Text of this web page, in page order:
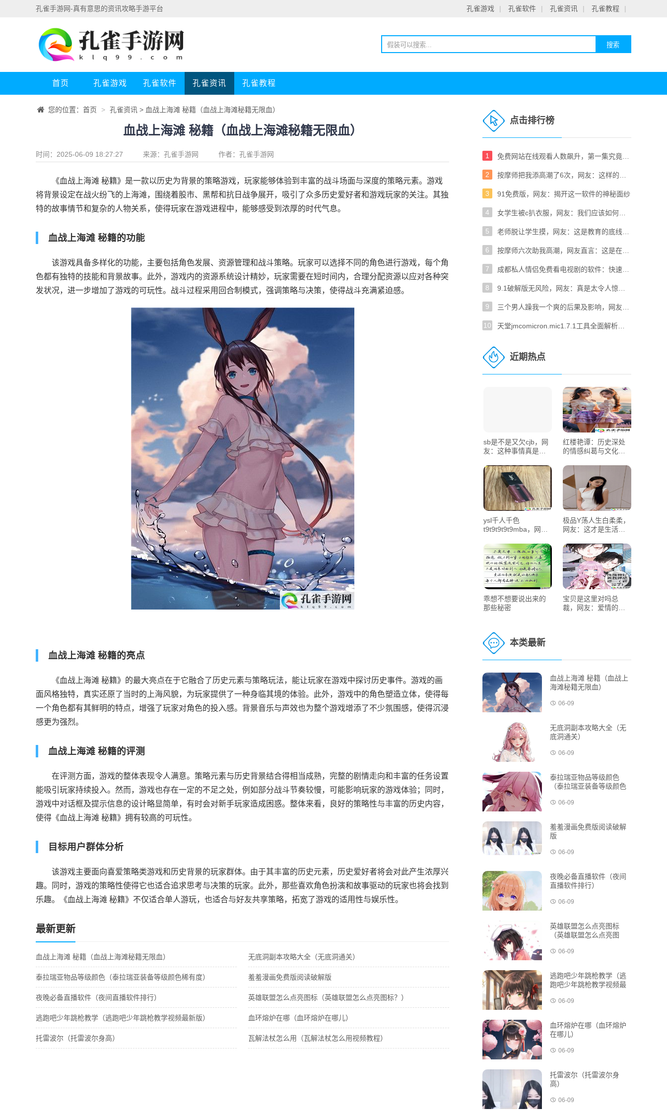
孔雀手游网-真有意思的资讯攻略手游平台 孔雀游戏 | 孔雀软件 | 孔雀资讯 | 孔雀教程 |
首页 孔雀游戏 孔雀软件 孔雀资讯 孔雀教程
您的位置： 首页 > 孔雀资讯 > 血战上海滩 秘籍（血战上海滩秘籍无限血）
血战上海滩 秘籍（血战上海滩秘籍无限血）
时间：2025-06-09 18:27:27 来源： 孔雀手游网 作者：孔雀手游网
《血战上海滩 秘籍》是一款以历史为背景的策略游戏，玩家能够体验到丰富的战斗场面与深度的策略元素。游戏
将背景设定在战火纷飞的上海滩，围绕着股市、黑帮和抗日战争展开，吸引了众多历史爱好者和游戏玩家的关注。其独
特的故事情节和复杂的人物关系，使得玩家在游戏进程中，能够感受到浓厚的时代气息。
血战上海滩 秘籍的功能
该游戏具备多样化的功能，主要包括角色发展、资源管理和战斗策略。玩家可以选择不同的角色进行游戏，每个角
色都有独特的技能和背景故事。此外，游戏内的资源系统设计精妙，玩家需要在短时间内，合理分配资源以应对各种突
发状况，进一步增加了游戏的可玩性。战斗过程采用回合制模式，强调策略与决策，使得战斗充满紧迫感。
血战上海滩 秘籍的亮点
《血战上海滩 秘籍》的最大亮点在于它融合了历史元素与策略玩法，能让玩家在游戏中探讨历史事件。游戏的画
面风格独特，真实还原了当时的上海风貌，为玩家提供了一种身临其境的体验。此外，游戏中的角色塑造立体，使得每
一个角色都有其鲜明的特点，增强了玩家对角色的投入感。背景音乐与声效也为整个游戏增添了不少氛围感，使得沉浸
感更为强烈。
血战上海滩 秘籍的评测
在评测方面，游戏的整体表现令人满意。策略元素与历史背景结合得相当成熟，完整的剧情走向和丰富的任务设置
能吸引玩家持续投入。然而，游戏也存在一定的不足之处，例如部分战斗节奏较慢，可能影响玩家的游戏体验；同时，
游戏中对话框及提示信息的设计略显简单，有时会对新手玩家造成困惑。整体来看，良好的策略性与丰富的历史内容，
使得《血战上海滩 秘籍》拥有较高的可玩性。
目标用户群体分析
该游戏主要面向喜爱策略类游戏和历史背景的玩家群体。由于其丰富的历史元素，历史爱好者将会对此产生浓厚兴
趣。同时，游戏的策略性使得它也适合追求思考与决策的玩家。此外，那些喜欢角色扮演和故事驱动的玩家也将会找到
乐趣。《血战上海滩 秘籍》不仅适合单人游玩，也适合与好友共享策略，拓宽了游戏的适用性与娱乐性。
最新更新
血战上海滩 秘籍（血战上海滩秘籍无限血） 无底洞副本攻略大全（无底洞通关）
泰拉瑞亚物品等级颜色（泰拉瑞亚装备等级颜色稀有度） 羞羞漫画免费版阅读破解版
夜晚必备直播软件（夜间直播软件排行） 英雄联盟怎么点亮图标（英雄联盟怎么点亮图标？）
逃跑吧少年跳枪教学（逃跑吧少年跳枪教学视频最新版） 血环熔炉在哪（血环熔炉在哪儿）
托雷波尔（托雷波尔身高） 瓦解法杖怎么用（瓦解法杖怎么用视频教程）
点击排行榜
1
2
3 91免费版，网友：揭开这一软件的神秘面纱
4
5
6
7
8
9
10
近期热点
sb是不是又欠cjb，网
友：这种事情真是有
红楼艳谭：历史深处
的情感纠葛与文化内
ysl千人千色
t9t9t9t9t9mba，网
的完美色彩！
极品Y荡人生白柔柔，
网友：这才是生活的
乖想不想要说出来的
那些秘密
宝贝是这里对吗总
裁，网友：爱情的甜
本类最新
血战上海滩 秘籍（血战上
海滩秘籍无限血）
06-09
无底洞副本攻略大全（无
底洞通关）
06-09
泰拉瑞亚物品等级颜色
（泰拉瑞亚装备等级颜色
06-09
羞羞漫画免费版阅读破解
版
06-09
夜晚必备直播软件（夜间
直播软件排行）
06-09
英雄联盟怎么点亮图标
（英雄联盟怎么点亮图
06-09
逃跑吧少年跳枪教学（逃
跑吧少年跳枪教学视频最
06-09
血环熔炉在哪（血环熔炉
在哪儿）
06-09
托雷波尔（托雷波尔身
高）
06-09